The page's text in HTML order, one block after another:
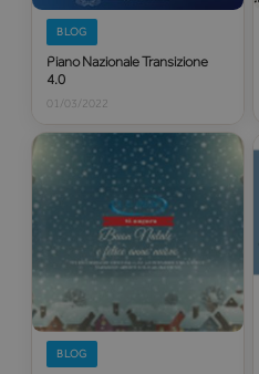
BLOG
Piano Nazionale Transizione
4.0
01/03/2022
BLOG